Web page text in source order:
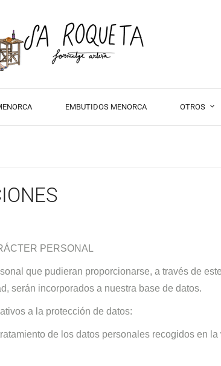
EMBUTIDOS MENORCA OTROS
PERSONAL
que pudieran proporcionarse, a través de
serán incorporados a nuestra base de datos.
a la protección de datos:
de los datos personales recogidos en la